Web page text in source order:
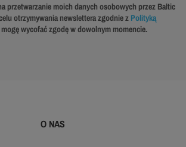
przetwarzanie moich danych osobowych przez Baltic
otrzymywania newslettera zgodnie z Polityką
mogę wycofać zgodę w dowolnym momencie.
O NAS